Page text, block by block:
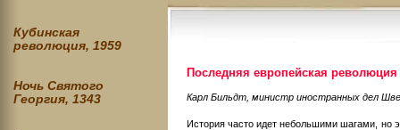
Кубинская
революция, 1959
Ночь Святого
Георгия, 1343
Последняя европейская революция
Карл Бильдт, министр иностранных дел
История часто идет небольшими шагами, но